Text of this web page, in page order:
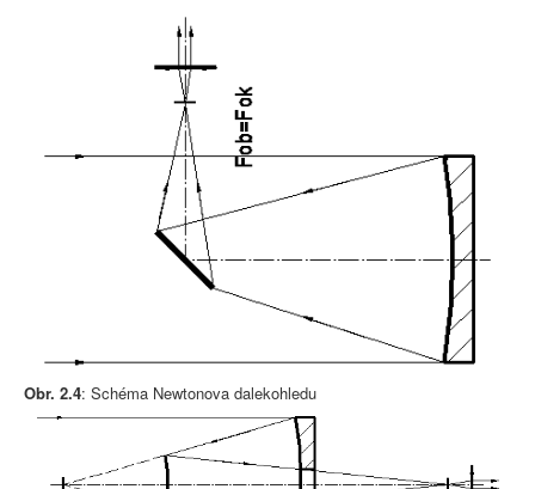
Obr. 2.4: Schéma Newtonova dalekohledu